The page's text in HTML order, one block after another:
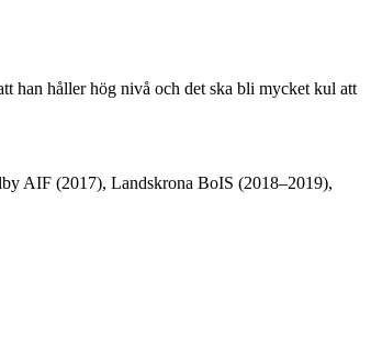
han håller hög nivå och det ska bli mycket kul att
AIF (2017), Landskrona BoIS (2018–2019),